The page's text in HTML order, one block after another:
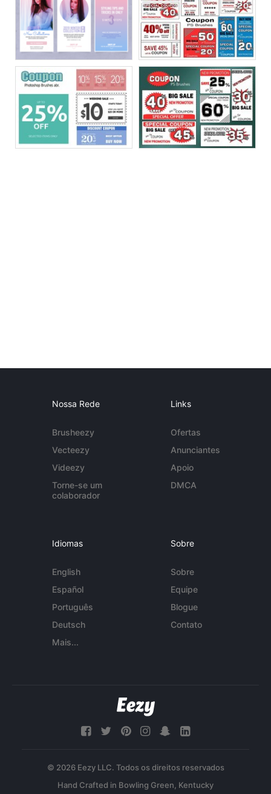
Nossa Rede
Brusheezy
Vecteezy
Videezy
Torne-se um
colaborador
Links
Ofertas
Anunciantes
Apoio
DMCA
Idiomas
English
Español
Português
Deutsch
Mais...
Sobre
Sobre
Equipe
Blogue
Contato
© 2026 Eezy LLC. Todos os direitos reservados